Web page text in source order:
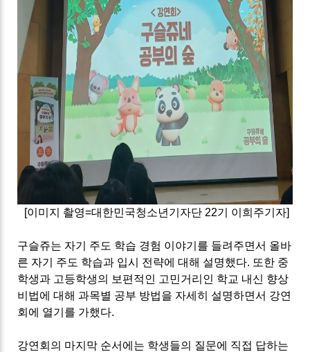
[이미지 촬영=대한민국청소년기자단 22기 이희주기자]
구슬쥬는 자기 주도 학습 경험 이야기를 들려주면서 올바
른 자기 주도 학습과 입시 전략에 대해 설명했다. 또한 중
학생과 고등학생의 보편적인 고민거리인 학교 내신 향상
비법에 대해 과목별 공부 방법을 자세히 설명하면서 강연
회에 열기를 가했다.
강연회의 마지막 순서에는 학생들의 질문에 직접 답하는